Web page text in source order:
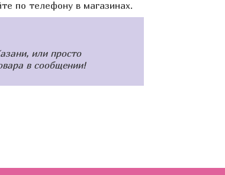
по телефону в магазинах.
или просто
в сообщении!